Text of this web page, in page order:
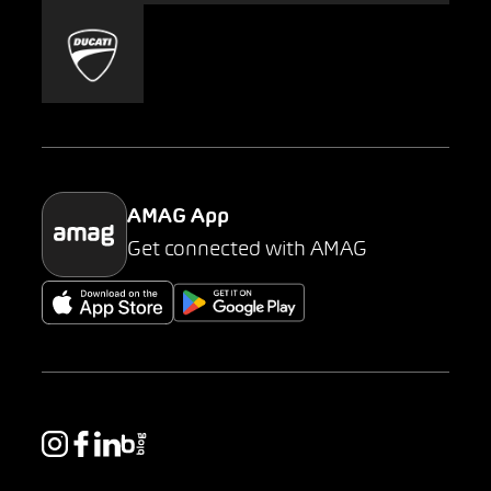
Mobility-as-a-Service
Parking
AMAG App
Get connected with AMAG